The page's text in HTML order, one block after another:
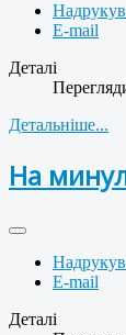
E-mail
Деталі
Детальніше...
На
E-mail
Деталі